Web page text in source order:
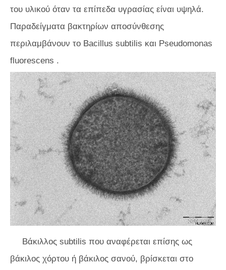
του υλικού όταν τα επίπεδα υγρασίας είναι υψηλά.
Παραδείγματα βακτηρίων αποσύνθεσης
περιλαμβάνουν το Bacillus subtilis και Pseudomonas
fluorescens .
Βάκιλλος subtilis που αναφέρεται επίσης ως
βάκιλος χόρτου ή βάκιλος σανού, βρίσκεται στο